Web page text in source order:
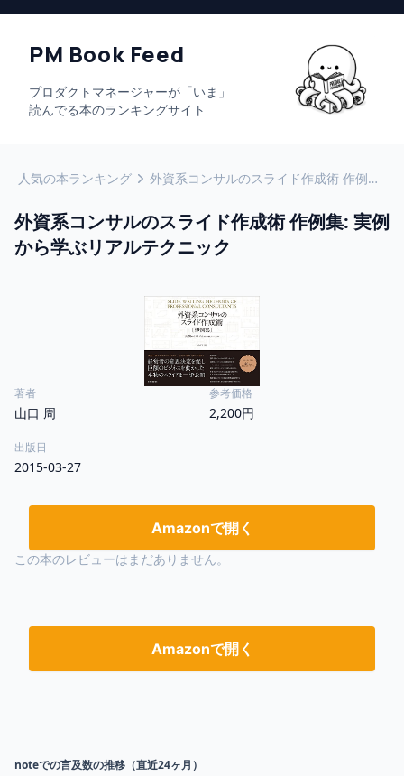
PM Book Feed
プロダクトマネージャーが「いま」
読んでる本のランキングサイト
人気の本ランキング 外資系コンサルのスライド作成術 作例集: 実例から学ぶリアルテクニック
外資系コンサルのスライド作成術 作例集: 実例
から学ぶリアルテクニック
著者
山口 周
参考価格
2,200円
出版日
2015-03-27
Amazonで開く
この本のレビューはまだありません。
Amazonで開く
noteでの言及数の推移（直近24ヶ月）